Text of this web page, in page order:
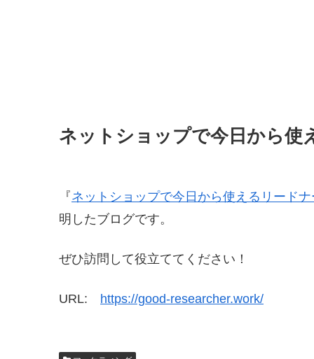
ネットショップで今日から使
『ネットショップで今日から使えるリード
明したブログです。
ぜひ訪問して役立ててください！
URL: https://good-researcher.work/